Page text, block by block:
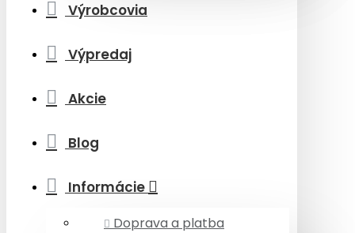
Výrobcovia
Výpredaj
Akcie
Blog
Informácie
Doprava a platba